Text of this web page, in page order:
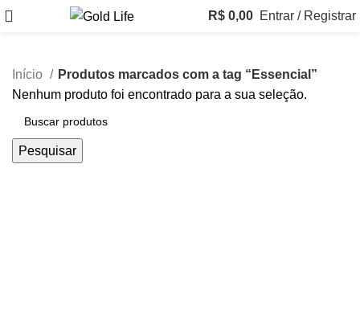
R$ 0,00 Entrar / Registrar
Início
Produtos marcados com a tag “Essencial”
Nenhum produto foi encontrado para a sua seleção.
Pesquisar